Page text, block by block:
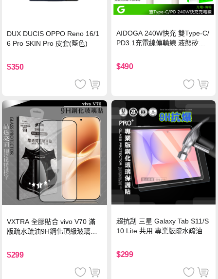
DUX DUCIS OPPO Reno 16/1
6 Pro SKIN Pro 皮套(藍色)
$350
AIDOGA 240W快充 雙Type-C/
PD3.1充電線傳輸線 液態矽膠
機/平板/筆電
$490
VXTRA 全膠貼合 vivo V70 滿
版疏水疏油9H鋼化頂級玻璃貼
$299
超抗刮 三星 Galaxy Tab S11/S
10 Lite 共用 專業版疏水疏油9
$299